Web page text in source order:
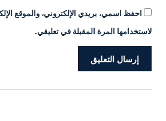
احفظ اسمي، بريدي الإلكتروني، والموقع
لاستخدامها المرة المقبلة في تعليقي.